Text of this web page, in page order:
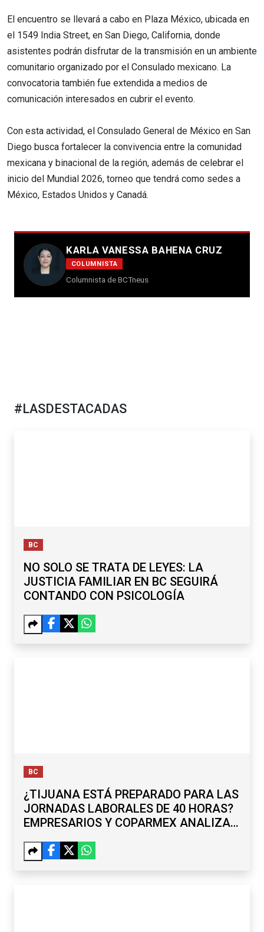
El encuentro se llevará a cabo en Plaza México, ubicada en
el 1549 India Street, en San Diego, California, donde
asistentes podrán disfrutar de la transmisión en un ambiente
comunitario organizado por el Consulado mexicano. La
convocatoria también fue extendida a medios de
comunicación interesados en cubrir el evento.
Con esta actividad, el Consulado General de México en San
Diego busca fortalecer la convivencia entre la comunidad
mexicana y binacional de la región, además de celebrar el
inicio del Mundial 2026, torneo que tendrá como sedes a
México, Estados Unidos y Canadá.
KARLA VANESSA BAHENA CRUZ
COLUMNISTA
Columnista de BCTneus
#LASDESTACADAS
BC
NO SOLO SE TRATA DE LEYES: LA
JUSTICIA FAMILIAR EN BC SEGUIRÁ
CONTANDO CON PSICOLOGÍA
BC
¿TIJUANA ESTÁ PREPARADO PARA LAS
JORNADAS LABORALES DE 40 HORAS?
EMPRESARIOS Y COPARMEX ANALIZAN